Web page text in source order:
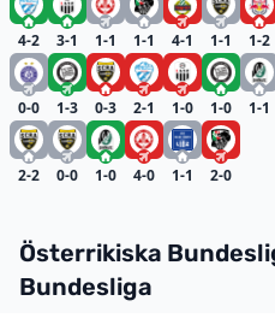
4-2 3-1 1-1 1-1 4-1 1-1 1-2
0-0 1-3 0-3 2-1 1-0 1-0 1-1
2-2 0-0 1-0 4-0 1-1 2-0
Österrikiska
Bundesliga